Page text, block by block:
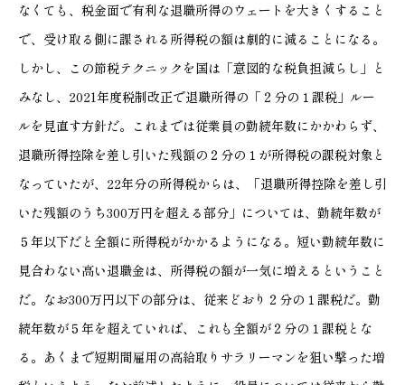
なくても、税金面で有利な退職所得のウェートを大きくすること
で、受け取る側に課される所得税の額は劇的に減ることになる。
しかし、この節税テクニックを国は「意図的な税負担減らし」と
みなし、2021年度税制改正で退職所得の「２分の１課税」ルー
ルを見直す方針だ。これまでは従業員の勤続年数にかかわらず、
退職所得控除を差し引いた残額の２分の１が所得税の課税対象と
なっていたが、22年分の所得税からは、「退職所得控除を差し引
いた残額のうち300万円を超える部分」については、勤続年数が
５年以下だと全額に所得税がかかるようになる。短い勤続年数に
見合わない高い退職金は、所得税の額が一気に増えるということ
だ。なお300万円以下の部分は、従来どおり２分の１課税だ。勤
続年数が５年を超えていれば、これも全額が２分の１課税とな
る。あくまで短期間雇用の高給取りサラリーマンを狙い撃った増